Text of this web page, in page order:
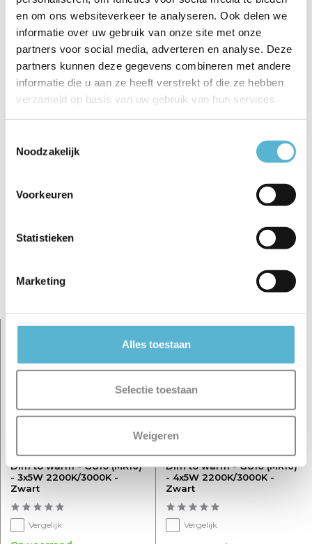
en om ons websiteverkeer te analyseren. Ook delen we
informatie over uw gebruik van onze site met onze
partners voor social media, adverteren en analyse. Deze
partners kunnen deze gegevens combineren met andere
informatie die u aan ze heeft verstrekt of die ze hebben
verzameld op basis van uw gebruik van hun services.
Noodzakelijk
Voorkeuren
Statistieken
Marketing
Alles toestaan
Selectie toestaan
Weigeren
Plafondspot - ...
€41,56
XIRAX -
Plafondspot - ...
€194,95
XIRAX -
Plafondspot - ...
€124,95
0
sale 20%
XIRAX - Plafondspot - LED
Dim to warm - GU10 (MR16)
- 3x5W 2200K/3000K -
Zwart
Vergelijk
XIRAX - Plafondspot - LED
Dim to warm - GU10 (MR16)
- 4x5W 2200K/3000K -
Zwart
Vergelijk